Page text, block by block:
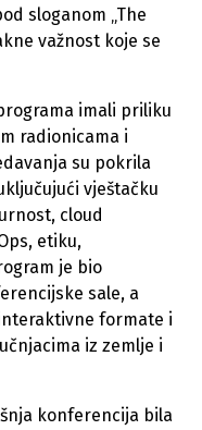
sloganom „The
važnost koje se
imali priliku
radionicama i
su pokrila
vještačku
cloud
etiku,
je bio
sale, a
formate i
iz zemlje i
konferencija bila